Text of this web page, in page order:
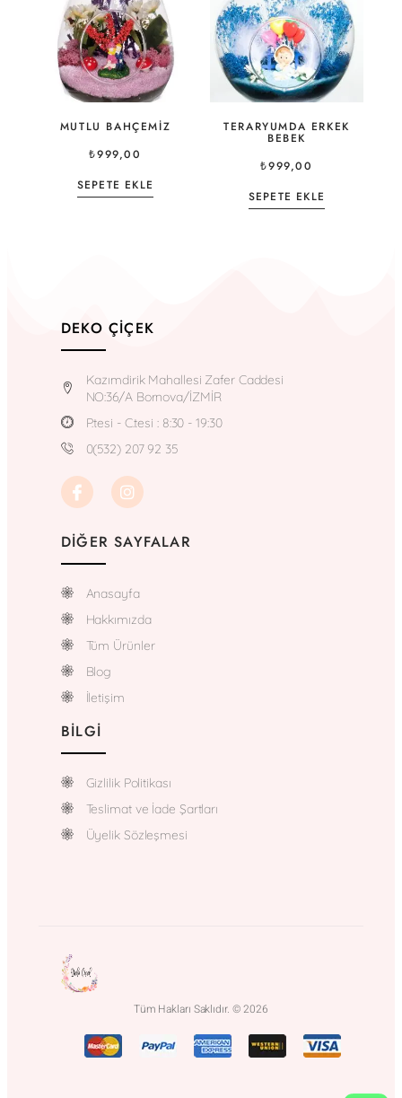
MUTLU BAHÇEMIZ
₺999,00
SEPETE EKLE
TERARYUMDA ERKEK
BEBEK
₺999,00
SEPETE EKLE
DEKO ÇIÇEK
Kazımdirik Mahallesi Zafer Caddesi
NO:36/A Bornova/İZMİR
P.tesi - C.tesi : 8:30 - 19:30
0(532) 207 92 35
DIĞER SAYFALAR
Anasayfa
Hakkımızda
Tüm Ürünler
Blog
İletişim
BILGI
Gizlilik Politikası
Teslimat ve İade Şartları
Üyelik Sözleşmesi
Tüm Hakları Saklıdır. © 2026